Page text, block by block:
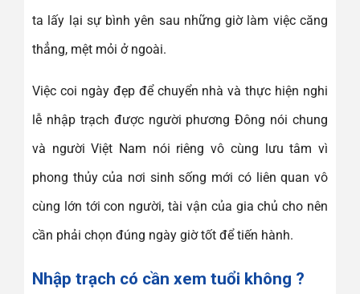
ta lấy lại sự bình yên sau những giờ làm việc căng
thẳng, mệt mỏi ở ngoài.
Việc coi ngày đẹp để chuyển nhà và thực hiện nghi
lễ nhập trạch được người phương Đông nói chung
và người Việt Nam nói riêng vô cùng lưu tâm vì
phong thủy của nơi sinh sống mới có liên quan vô
cùng lớn tới con người, tài vận của gia chủ cho nên
cần phải chọn đúng ngày giờ tốt để tiến hành.
Nhập trạch có cần xem tuổi không ?